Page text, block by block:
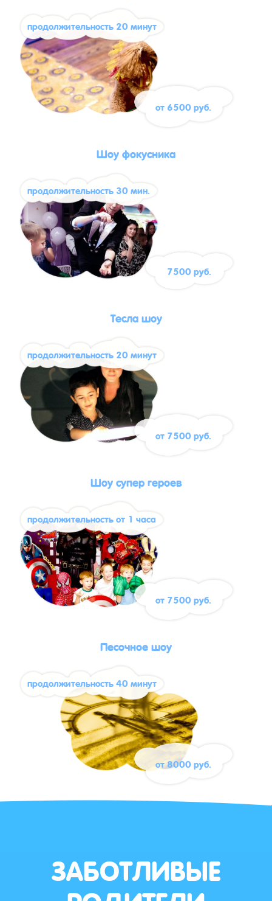
продолжительность 20 минут
от 6500 руб.
Шоу фокусника
продолжительность 30 мин.
7500 руб.
Тесла шоу
продолжительность 20 минут
от 7500 руб.
Шоу супер героев
продолжительность от 1 часа
от 7500 руб.
Песочное шоу
продолжительность 40 минут
от 8000 руб.
ЗАБОТЛИВЫЕ